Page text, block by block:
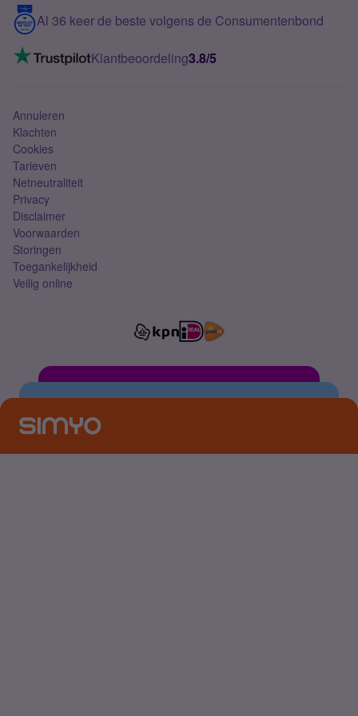
5G internet
Mobiel internet
Mobiel abonnement
Contact
VoLTE 4G bellen
Al 36 keer de beste volgens de Consumentenbond
Klantbeoordeling3.8/5
Annuleren
Klachten
Cookies
Tarieven
Netneutraliteit
Privacy
Disclaimer
Voorwaarden
Storingen
Toegankelijkheid
Veilig online